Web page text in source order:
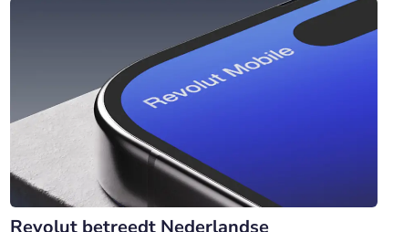
Revolut betreedt Nederlandse